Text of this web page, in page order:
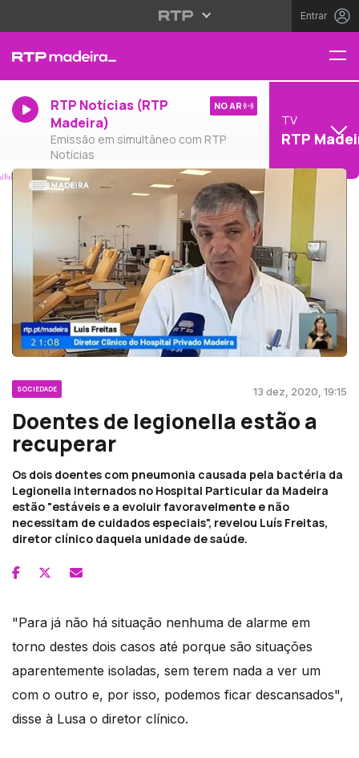
Entrar
RTP Notícias (RTP
Madeira)
Emissão em simultâneo com RTP
Notícias
NO AR
TV
RTP
SOCIEDADE 13 dez, 2020, 19:15
Doentes de legionella estão a
recuperar
Os dois doentes com pneumonia causada pela bactéria da
Legionella internados no Hospital Particular da Madeira
estão "estáveis e a evoluir favoravelmente e não
necessitam de cuidados especiais", revelou Luís Freitas,
diretor clínico daquela unidade de saúde.
"Para já não há situação nenhuma de alarme em
torno destes dois casos até porque são situações
aparentemente isoladas, sem terem nada a ver um
com o outro e, por isso, podemos ficar descansados",
disse à Lusa o diretor clínico.